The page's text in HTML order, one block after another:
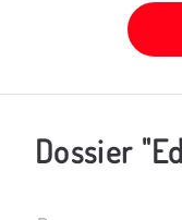
Dossier